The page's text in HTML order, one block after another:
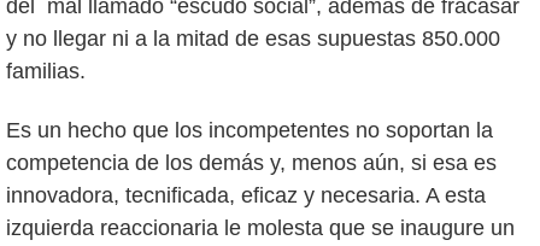
del mal llamado “escudo social”, además de fracasar
y no llegar ni a la mitad de esas supuestas 850.000
familias.
Es un hecho que los incompetentes no soportan la
competencia de los demás y, menos aún, si esa es
innovadora, tecnificada, eficaz y necesaria. A esta
izquierda reaccionaria le molesta que se inaugure un